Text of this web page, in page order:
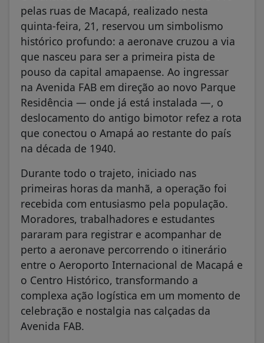
pelas ruas de Macapá, realizado nesta
quinta-feira, 21, reservou um simbolismo
histórico profundo: a aeronave cruzou a via
que nasceu para ser a primeira pista de
pouso da capital amapaense. Ao ingressar
na Avenida FAB em direção ao novo Parque
Residência — onde já está instalada —, o
deslocamento do antigo bimotor refez a rota
que conectou o Amapá ao restante do país
na década de 1940.
Durante todo o trajeto, iniciado nas
primeiras horas da manhã, a operação foi
recebida com entusiasmo pela população.
Moradores, trabalhadores e estudantes
pararam para registrar e acompanhar de
perto a aeronave percorrendo o itinerário
entre o Aeroporto Internacional de Macapá e
o Centro Histórico, transformando a
complexa ação logística em um momento de
celebração e nostalgia nas calçadas da
Avenida FAB.